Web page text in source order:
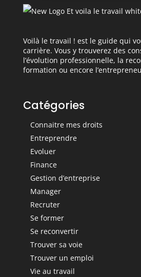
Voilà le travail ! est le guide qui
carrière. Vous y trouverez des
l’évolution professionnelle, la
formation ou encore
Catégories
Connaitre mes droits
Entreprendre
Evoluer
Finance
Gestion d’entreprise
Manager
Recruter
Se former
Se reconvertir
Trouver sa voie
Trouver un emploi
Vie au travail